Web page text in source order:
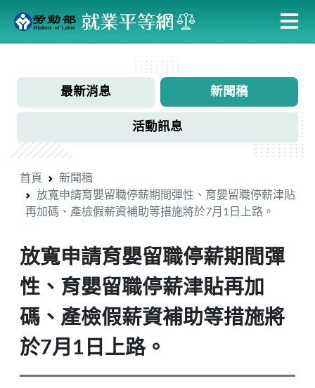
主
最新消息 新聞稿
活動訊息
首頁
新聞稿
放寬申請育嬰留職停薪期間彈性、育嬰留職停薪津貼
再加碼、產檢假薪資補助等措施將於7月1日上路。
放寬申請育嬰留職停薪期間彈
性、育嬰留職停薪津貼再加
碼、產檢假薪資補助等措施將
於7月1日上路。